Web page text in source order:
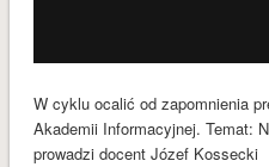
W cyklu ocalić od zapomnienia
Akademii Informacyjnej. Temat:
prowadzi docent Józef Kossecki